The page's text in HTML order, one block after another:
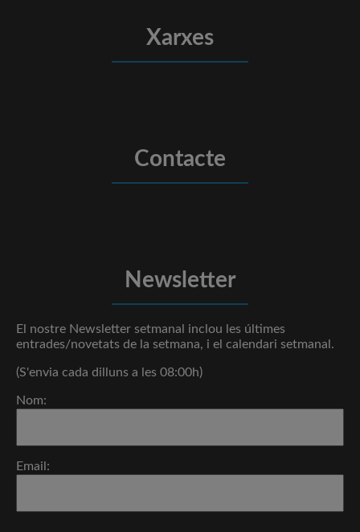
Xarxes
Contacte
Newsletter
El nostre Newsletter setmanal inclou les últimes
entrades/novetats de la setmana, i el calendari setmanal.
(S'envia cada dilluns a les 08:00h)
Nom:
Email: